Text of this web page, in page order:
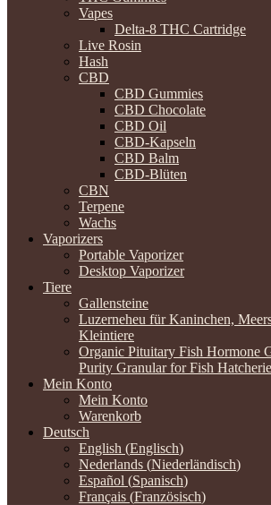
Vapes
Delta-8 THC Cartridge
Live Rosin
Hash
CBD
CBD Gummies
CBD Chocolate
CBD Oil
CBD-Kapseln
CBD Balm
CBD-Blüten
CBN
Terpene
Wachs
Vaporizers
Portable Vaporizer
Desktop Vaporizer
Tiere
Gallensteine
Luzerneheu für Kaninchen,
Kleintiere
Organic Pituitary Fish Hormone
Purity Granular for Fish
Mein Konto
Mein Konto
Warenkorb
Deutsch
English (Englisch)
Nederlands (Niederländisch)
Español (Spanisch)
Français (Französisch)